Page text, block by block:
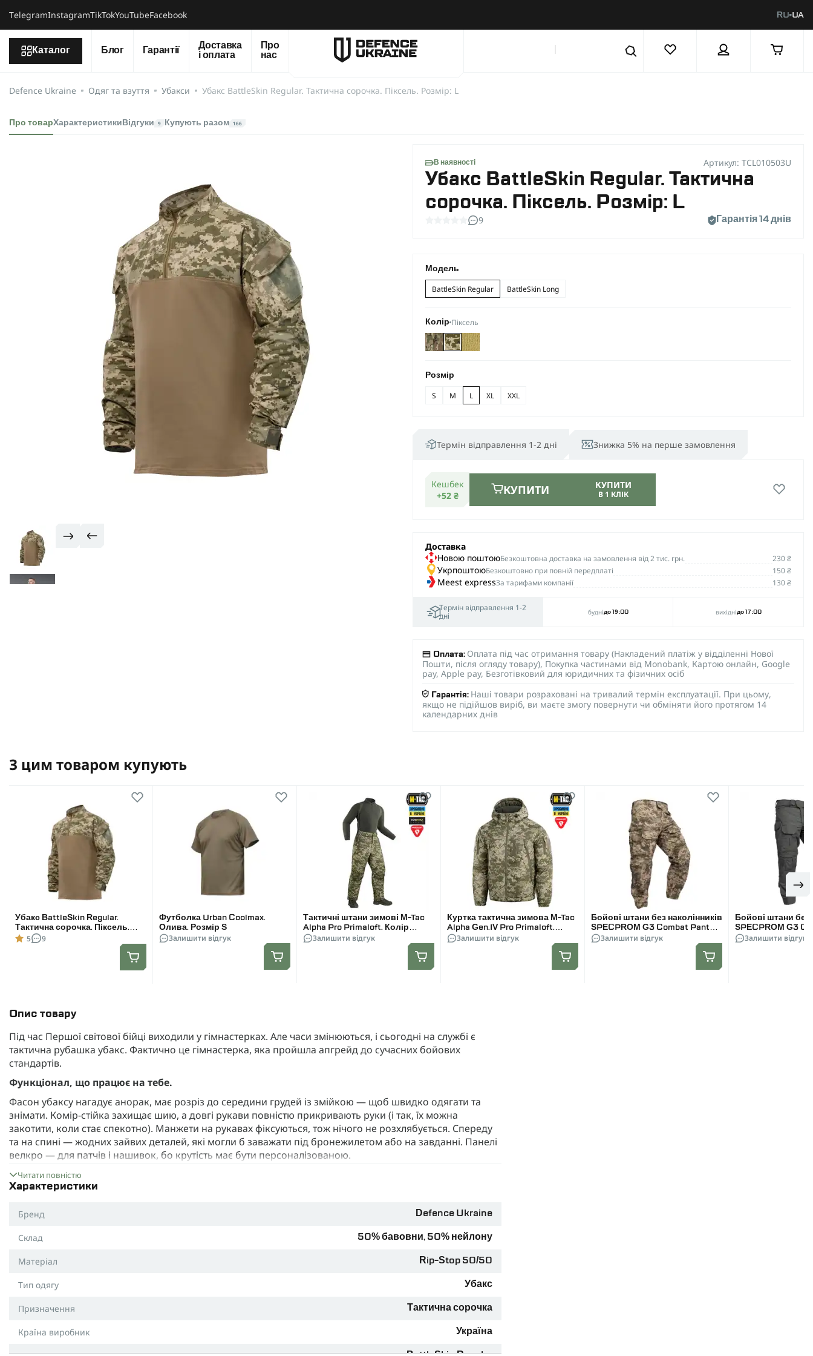
ТelegramInstagramTikTokYouTubeFacebook RU UA
Каталог Блог Гарантії
Доставка
і оплата
Про
нас
Defence Ukraine Одяг та взуття Убакси Убакс BattleSkin Regular. Тактична сорочка. Піксель. Розмір: L
Про товарХарактеристики Відгуки 9 Купують разом 166
В наявності Артикул: TCL010503U
Убакс BattleSkin Regular. Тактична
сорочка. Піксель. Розмір: L
9 Гарантія 14 днів
Модель
BattleSkin Regular BattleSkin Long
Колір Піксель
Розмір
S M L XL XXL
Термін відправлення 1-2 дні Знижка 5% на перше замовлення
Кешбек
+52 ₴
КУПИТИ КУПИТИ
В 1 КЛІК
Доставка
Новою поштоюБезкоштовна доставка на замовлення від 2 тис. грн. 230 ₴
УкрпоштоюБезкоштовно при повній передплаті 150 ₴
Meest expressЗа тарифами компанії 130 ₴
Термін відправлення 1-2
дні
буднідо 19:00 вихіднідо 17:00
Оплата: Оплата під час отримання товару (Накладений платіж у відділенні Нової
Пошти, після огляду товару), Покупка частинами від Monobank, Картою онлайн, Google
pay, Apple pay, Безготівковий для юридичних та фізичних осіб
Гарантія: Наші товари розраховані на тривалий термін експлуатації. При цьому,
якщо не підійшов виріб, ви маєте змогу повернути чи обміняти його протягом 14
календарних днів
Опис товару
Під час Першої світової бійці виходили у гімнастерках. Але часи змінюються, і сьогодні на службі є
тактична рубашка убакс. Фактично це гімнастерка, яка пройшла апгрейд до сучасних бойових
стандартів.
Функціонал, що працює на тебе.
Фасон убаксу нагадує анорак, має розріз до середини грудей із змійкою — щоб швидко одягати та
знімати. Комір-стійка захищає шию, а довгі рукави повністю прикривають руки (і так, їх можна
закотити, коли стає спекотно). Манжети на рукавах фіксуються, тож нічого не розхлябується. Спереду
та на спині — жодних зайвих деталей, які могли б заважати під бронежилетом або на завданні. Панелі
велкро — для патчів і нашивок, бо крутість має бути персоналізованою.
Матеріали:
ТканинаRip-Stop 50/50
— класний вибір. Це
суміш 50% нейлону та 50% бавовни (NYCO)
плетіння Rip-Stop
армованими нитками
не дасть тканині порватися навіть у найжорсткіших умовах. Дихає, завдяки
живуча — стійка до стирання та механічних пошкоджень.
Легка, дихаюча тканина на спині та грудях, щоб відводити вологу, особливо коли бронік робить свою
справу. Coolmax-технологія
Не тільки для військових.
Не треба бути спецпризначенцем, щоб оцінити всі переваги убакса.
Читати повністю
Характеристики
Бренд Defence Ukraine
Склад 50% бавовни, 50% нейлону
Матеріал Rip-Stop 50/50
Тип одягу Убакс
Призначення Тактична сорочка
Країна виробник Україна
З цим товаром купують
Убакс BattleSkin Regular.
Тактична сорочка. Піксель.
Розмір: M
5 9
Футболка Urban Coolmax.
Олива. Розмір S
Залишити відгук
Тактичні штани зимові M-Tac
Alpha Pro Primaloft. Колір
Піксель MM14
Залишити відгук
Куртка тактична зимова M-Tac
Alpha Gen.IV Pro Primaloft.
Піксель MM14
Залишити відгук
Бойові штани без наколінників
SPECPROM G3 Combat Pants.
Піксель ММ14
Залишити відгук
Бойові штани без
SPECPROM G3
Олива
Залишити відгук